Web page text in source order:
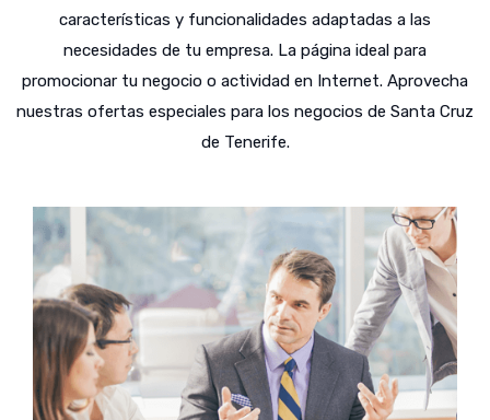
características y funcionalidades adaptadas a las
necesidades de tu empresa. La página ideal para
promocionar tu negocio o actividad en Internet. Aprovecha
nuestras ofertas especiales para los negocios de Santa Cruz
de Tenerife.